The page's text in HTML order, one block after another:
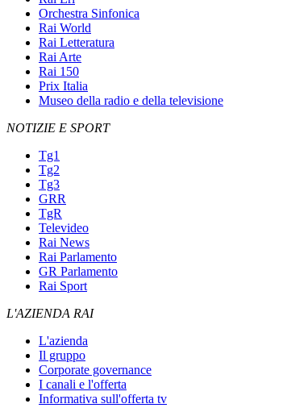
Orchestra Sinfonica
Rai World
Rai Letteratura
Rai Arte
Rai 150
Prix Italia
Museo della radio e della televisione
NOTIZIE E SPORT
Tg1
Tg2
Tg3
GRR
TgR
Televideo
Rai News
Rai Parlamento
GR Parlamento
Rai Sport
L'AZIENDA RAI
L'azienda
Il gruppo
Corporate governance
I canali e l'offerta
Informativa sull'offerta tv